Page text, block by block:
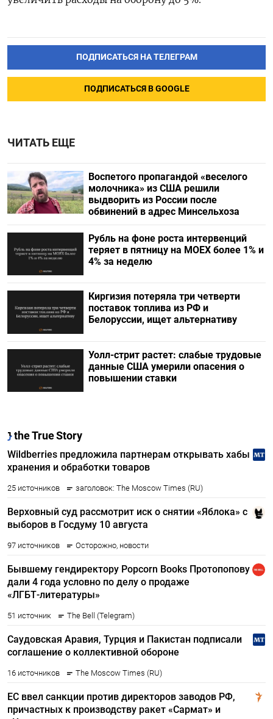
ПОДПИСАТЬСЯ НА ТЕЛЕГРАМ
ПОДПИСАТЬСЯ В GOOGLE
ЧИТАТЬ ЕЩЕ
Воспетого пропагандой «веселого
молочника» из США решили
выдворить из России после
обвинений в адрес Минсельхоза
Рубль на фоне роста интервенций
теряет в пятницу на МОЕХ более 1% и
4% за неделю
Киргизия потеряла три четверти
поставок топлива из РФ и
Белоруссии, ищет альтернативу
Уолл-стрит растет: слабые трудовые
данные США умерили опасения о
повышении ставки